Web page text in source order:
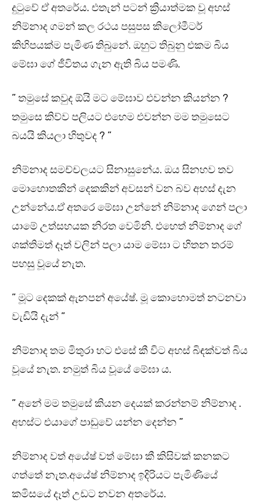
දුටුවේ ඒ අතරේය. එතැන් පටන් ක්‍රියාත්මක වූ අහස්
නිම්නාද ගමන් කල රථය පසුපස කිලෝමීටර්
කිහිපයක්ම පැමිණ තිබුනේ. ඔහුට තිබුනු එකම බිය
මේඝා ගේ ජීවිතය ගැන ඇති බිය පමණි.
” තමුසේ කවුද ඕයි මට මේඝාව එවන්න කියන්න ?
තමුසෙ කිව්ව පලියට එහෙම එවන්න මම තමුසෙට
බයයි කියලා හිතුවද ? ”
නිම්නාද සමච්චලයට සිනාසුනේය. ඔය සිනහව තව
මොහොතකින් දෙකකින් අවසන් වන බව අහස් දැන
උන්නේය.ඒ අතරෙ මේඝා උන්නේ නිම්නාද ගෙන් පලා
යාමේ උත්සහයක නිරත වෙමිනි. එහෙත් නිම්නාද ගේ
ශක්තිමත් දෑත් වලින් පලා යාම මේඝා ට හිතන තරම්
පහසු වූයේ නැත.
” මූට දෙකක් ඇනපන් අයේෂ්. මූ කොහොමත් නටනවා
වැඩියි දැන් ”
නිම්නාද තම මිතුරා හට එසේ කී විට අහස් බිඳක්වත් බිය
වූයේ නැත. නමුත් බිය වූයේ මේඝා ය.
” අනේ මම තමුසේ කියන දෙයක් කරන්නම් නිම්නාද .
අහස්ට එයාගේ පාඩුවේ යන්න දෙන්න ”
නිම්නාද වත් අයේෂ් වත් මේඝා කී කිසිවක් කනකට
ගත්තේ නැත.අයේෂ් නිම්නාද ඉදිරියට පැමිණියේ
කමිසයේ දෑත් උඩට නවන අතරේය.